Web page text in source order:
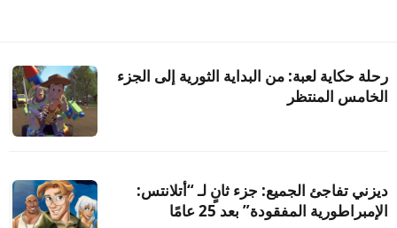
رحلة حكاية لعبة: من البداية الثورية إلى الجزء
الخامس المنتظر
ديزني تفاجئ الجميع: جزء ثانٍ لـ “أتلانتس:
الإمبراطورية المفقودة” بعد 25 عامًا